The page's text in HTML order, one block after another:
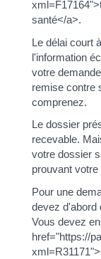
santé</a>.
Le délai court
l'information
votre
remise contre
comprenez.
Le dossier
recevable.
votre dossier
prouvant
Pour une
devez d'abord
Vous devez
href="https://